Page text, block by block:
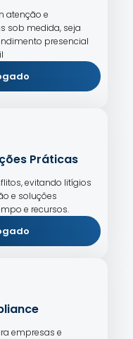
atenção e
sob medida, seja
presencial
Práticas
evitando litígios
e soluções
e recursos.
empresas e